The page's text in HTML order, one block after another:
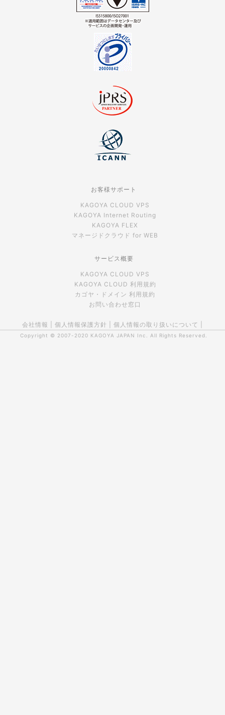
お客様サポート
KAGOYA CLOUD VPS
KAGOYA Internet Routing
KAGOYA FLEX
マネージドクラウド for WEB
サービス概要
KAGOYA CLOUD VPS
KAGOYA CLOUD 利用規約
カゴヤ・ドメイン 利用規約
お問い合わせ窓口
会社情報 個人情報保護方針 個人情報の取り扱いについて
Copyright © 2007-2020 KAGOYA JAPAN Inc. All Rights Reserved.